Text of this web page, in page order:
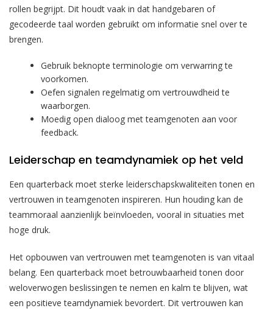
rollen begrijpt. Dit houdt vaak in dat handgebaren of
gecodeerde taal worden gebruikt om informatie snel over te
brengen.
Gebruik beknopte terminologie om verwarring te
voorkomen.
Oefen signalen regelmatig om vertrouwdheid te
waarborgen.
Moedig open dialoog met teamgenoten aan voor
feedback.
Leiderschap en teamdynamiek op het veld
Een quarterback moet sterke leiderschapskwaliteiten tonen en
vertrouwen in teamgenoten inspireren. Hun houding kan de
teammoraal aanzienlijk beïnvloeden, vooral in situaties met
hoge druk.
Het opbouwen van vertrouwen met teamgenoten is van vitaal
belang. Een quarterback moet betrouwbaarheid tonen door
weloverwogen beslissingen te nemen en kalm te blijven, wat
een positieve teamdynamiek bevordert. Dit vertrouwen kan